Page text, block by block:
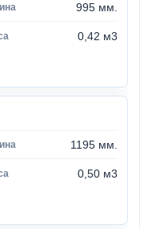
995 мм.
0,42 м3
1195 мм.
0,50 м3